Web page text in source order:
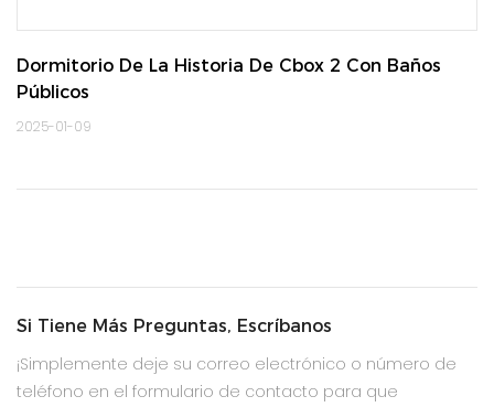
Dormitorio De La Historia De Cbox 2 Con Baños
Públicos
2025-01-09
Si Tiene Más Preguntas, Escríbanos
¡Simplemente deje su correo electrónico o número de
teléfono en el formulario de contacto para que